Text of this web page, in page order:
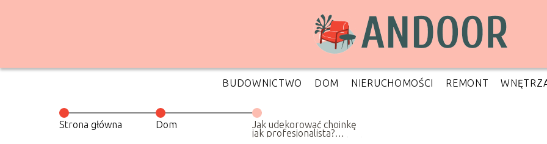
BUDOWNICTWO DOM NIERUCHOMOŚCI REMONT
Strona główna Dom Jak udekorować choinkę
jak profesjonalista?